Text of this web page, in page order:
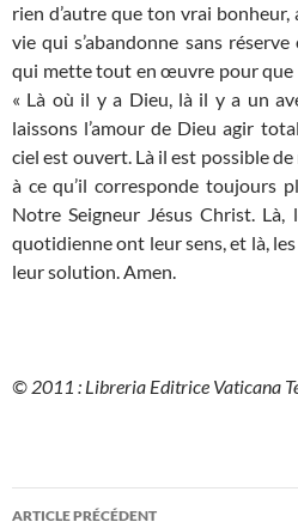
rien d’autre que ton vrai bonheur,
vie qui s’abandonne sans
qui mette tout en œuvre pour que
« Là où il y a Dieu, là il y a un
laissons l’amour de Dieu agir
ciel est ouvert. Là il est possible
à ce qu’il corresponde toujours
Notre Seigneur Jésus Christ.
quotidienne ont leur sens, et là,
leur solution. Amen.
© 2011 : Libreria Editrice Vaticana
Navigation
ARTICLE PRÉCÉDENT